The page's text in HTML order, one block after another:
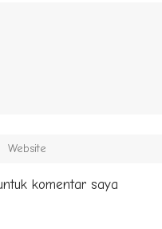
komentar saya